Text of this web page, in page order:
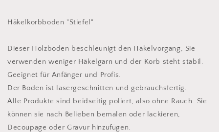
Birkholz
Birkholz
Häkelkorbboden "Stiefel"
Dieser Holzboden beschleunigt den Häkelvorgang, Sie
verwenden weniger Häkelgarn und der Korb steht stabil.
Geeignet für Anfänger und Profis.
Der Boden ist lasergeschnitten und gebrauchsfertig.
Alle Produkte sind beidseitig poliert, also ohne Rauch. Sie
können sie nach Belieben bemalen oder lackieren,
Decoupage oder Gravur hinzufügen.